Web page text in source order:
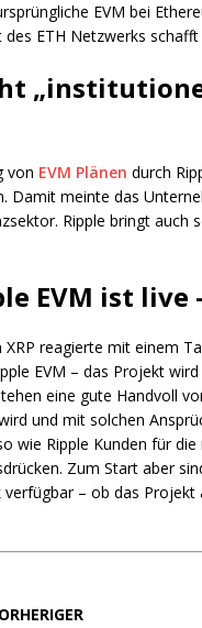
EVM bei
ETH Netzwerks schafft
von EVM Plänen durch
Damit meinte das
Ripple bringt auch
EVM ist
XRP reagierte mit einem
EVM – das Projekt
eine gute Handvoll
und mit solchen
wie Ripple Kunden für
Zum Start aber
verfügbar – ob das